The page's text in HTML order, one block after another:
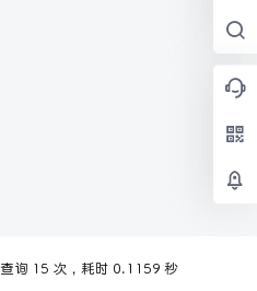
查询 15 次，耗时 0.1159 秒